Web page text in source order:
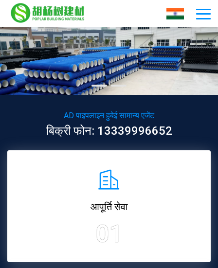
AD पाइपलाइन हुबेई सामान्य एजेंट
बिक्री फोन: 13339996652
आपूर्ति सेवा
01